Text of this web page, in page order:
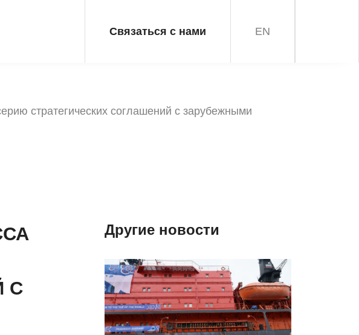
Связаться с нами EN
стратегических соглашений с зарубежными
С
Другие новости